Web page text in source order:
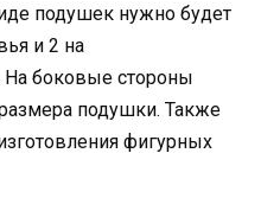
подушек нужно будет
и 2 на
На боковые стороны
подушки. Также
фигурных